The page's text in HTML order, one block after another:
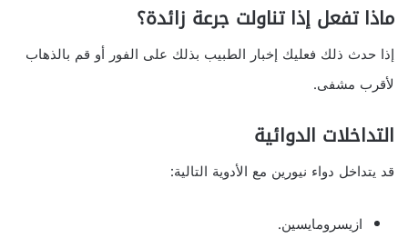
ماذا تفعل إذا تناولت جرعة زائدة؟
إذا حدث ذلك فعليك إخبار الطبيب بذلك على الفور أو قم بالذهاب
لأقرب مشفى.
التداخلات الدوائية
قد يتداخل دواء نيورين مع الأدوية التالية:
ازيسرومايسين.